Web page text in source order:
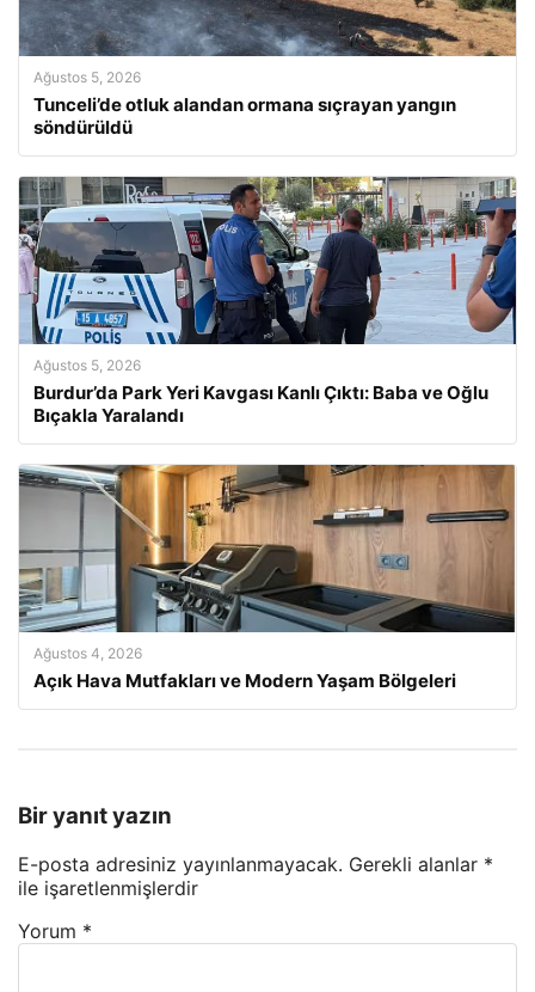
Ağustos 5, 2026
Tunceli’de otluk alandan ormana sıçrayan yangın
söndürüldü
Ağustos 5, 2026
Burdur’da Park Yeri Kavgası Kanlı Çıktı: Baba ve Oğlu
Bıçakla Yaralandı
Ağustos 4, 2026
Açık Hava Mutfakları ve Modern Yaşam Bölgeleri
Bir yanıt yazın
E-posta adresiniz yayınlanmayacak. Gerekli alanlar *
ile işaretlenmişlerdir
Yorum *